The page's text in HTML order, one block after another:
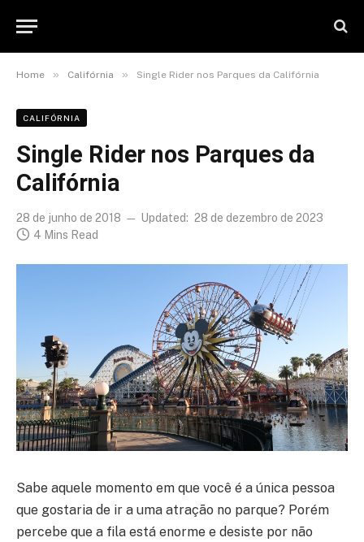
Home » Califórnia » Single Rider nos Parques da Califórnia
CALIFÓRNIA
Single Rider nos Parques da
Califórnia
28 de junho de 2018 Updated: 28 de dezembro de 2023
4 Mins Read
Sabe aquele momento em que você é a única pessoa
que gostaria de ir a uma atração no parque? Porém
percebe que a fila está enorme e desiste por não